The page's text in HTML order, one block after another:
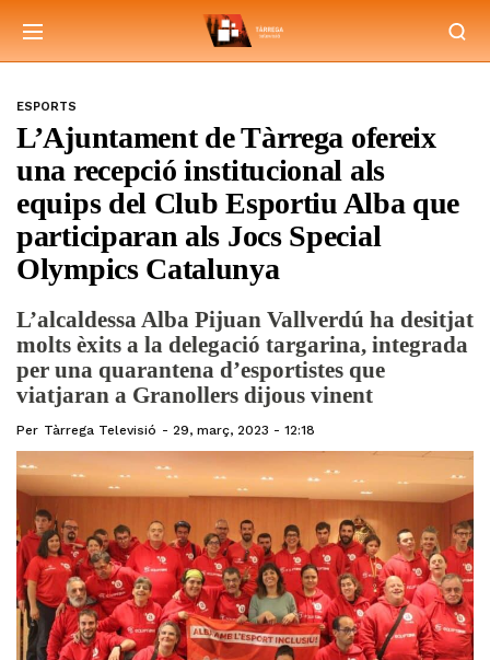
ESPORTS
L’Ajuntament de Tàrrega ofereix
una recepció institucional als
equips del Club Esportiu Alba que
participaran als Jocs Special
Olympics Catalunya
L’alcaldessa Alba Pijuan Vallverdú ha desitjat
molts èxits a la delegació targarina, integrada
per una quarantena d’esportistes que
viatjaran a Granollers dijous vinent
Per Tàrrega Televisió 29, març, 2023 - 12:18